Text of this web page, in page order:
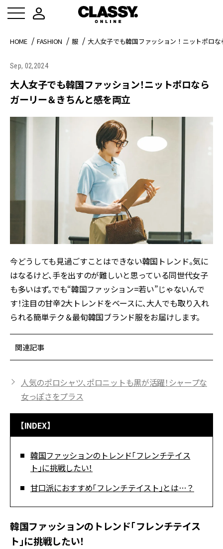
HOME FASHION 服 大人女子でも韓国ファッション！ニットポロ
Sep, 02,2024
大人女子でも韓国ファッション！ニットポロなら
ガーリー＆きちんと感を両立
今どうしても見過ごすことはできない韓国トレンド。気に
はなるけど、手を出すのが難しいと思っている同世代女子
も多いはず。でも“韓国ファッション=若い”じゃないんで
す！注目の甘辛2大トレンドをベースに、大人でも取り入れ
られる簡単テク＆最旬韓国ブランド服をお届けします。
関連記事
人気のポロシャツ、ポロニットも黒が活躍！シャープな
女っぽさをプラス
【INDEX】
韓国ファッションのトレンド「フレンチテイス
ト」に挑戦したい！
甘口派におすすめ「フレンチテイスト」とは…？
韓国ファッションのトレンド「フレンチテイス
ト」に挑戦したい！